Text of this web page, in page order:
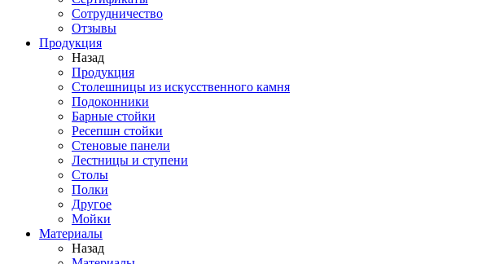
Сотрудничество
Отзывы
Продукция
Назад
Продукция
Столешницы из искусственного камня
Подоконники
Барные стойки
Ресепшн стойки
Стеновые панели
Лестницы и ступени
Столы
Полки
Другое
Мойки
Материалы
Назад